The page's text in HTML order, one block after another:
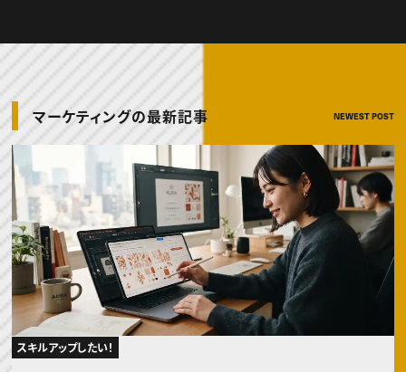
スキルアップしたい！ トップ
プログラミング
動画配信・映像制作
編集・ライティング
マーケティング
ディレクション
業界解説・キャリア事情
お役立ち基礎知識
TOP Creator’s コラム
Webクリエイター
アプリクリエイター
ゲームクリエイター
マーケッター
クリエイターインタビュー
C＆R Magazine
セミナー
ニュース・トレンド
ニュース・トレンド トップ
Web
映像
ゲーム・エンタメ
広告
出版
CREATIVE VILLAGEからのお知らせ
プロフェッショナル×つながる×メディア
マーケティングの最新記事 NEWEST POST
スキルアップしたい！